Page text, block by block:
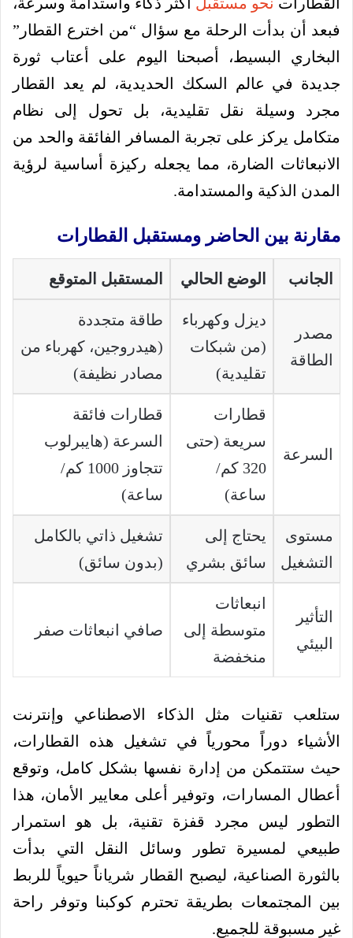
فبعد أن بدأت الرحلة مع سؤال “من اخترع القطار”
البخاري البسيط، أصبحنا اليوم على أعتاب ثورة
جديدة في عالم السكك الحديدية، لم يعد القطار
مجرد وسيلة نقل تقليدية، بل تحول إلى نظام
متكامل يركز على تجربة المسافر الفائقة والحد من
الانبعاثات الضارة، مما يجعله ركيزة أساسية لرؤية
المدن الذكية والمستدامة.
مقارنة بين الحاضر ومستقبل القطارات
الجانب الوضع الحالي المستقبل المتوقع
مصدر
الطاقة
ديزل وكهرباء
(من شبكات
تقليدية)
طاقة متجددة
(هيدروجين، كهرباء من
مصادر نظيفة)
السرعة
قطارات
سريعة (حتى
320 كم/
ساعة)
قطارات فائقة
السرعة (هايبرلوب
تتجاوز 1000 كم/
ساعة)
مستوى
التشغيل
يحتاج إلى
سائق بشري
تشغيل ذاتي بالكامل
(بدون سائق)
التأثير
البيئي
انبعاثات
متوسطة إلى
منخفضة
صافي انبعاثات صفر
ستلعب تقنيات مثل الذكاء الاصطناعي وإنترنت
الأشياء دوراً محورياً في تشغيل هذه القطارات،
حيث ستتمكن من إدارة نفسها بشكل كامل، وتوقع
أعطال المسارات، وتوفير أعلى معايير الأمان، هذا
التطور ليس مجرد قفزة تقنية، بل هو استمرار
طبيعي لمسيرة تطور وسائل النقل التي بدأت
بالثورة الصناعية، ليصبح القطار شرياناً حيوياً للربط
بين المجتمعات بطريقة تحترم كوكبنا وتوفر راحة
غير مسبوقة للجميع.